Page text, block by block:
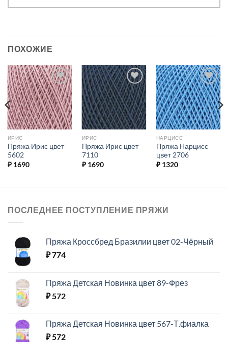
ПОХОЖИЕ
Добавить в
избранное.
ИРИС
Пряжа Ирис цвет
5602
₽1690
Добавить в
избранное.
ИРИС
Пряжа Ирис цвет
7110
₽1690
Добавить в
избранное.
НАРЦИСС
Пряжа Нарцисс
цвет 2706
₽1320
ПОСЛЕДНЕЕ ПОСТУПЛЕНИЕ ПРЯЖИ
Пряжа Кроссбред Бразилии цвет 02-Чёрный
₽774
Пряжа Детская Новинка цвет 89-Фрез
₽572
Пряжа Детская Новинка цвет 567-Т.фиалка
₽572